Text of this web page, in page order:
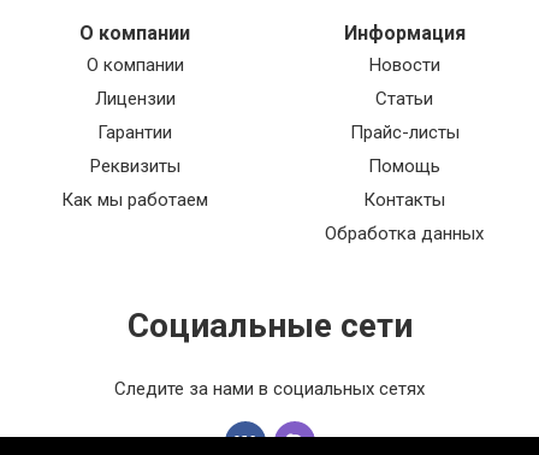
О компании
О компании
Лицензии
Гарантии
Реквизиты
Как мы работаем
Информация
Новости
Статьи
Прайс-листы
Помощь
Контакты
Обработка данных
Социальные сети
Следите за нами в социальных сетях